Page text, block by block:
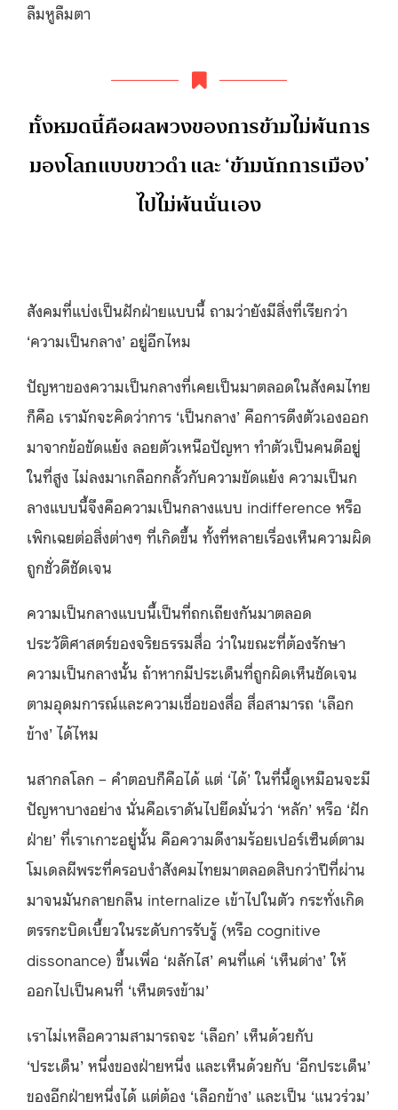
ลืมหูลืมตา
ทั้งหมดนี้คือผลพวงของการข้ามไม่พ้นการ
มองโลกแบบขาวดำ และ ‘ข้ามนักการเมือง’
ไปไม่พ้นนั่นเอง
สังคมที่แบ่งเป็นฝักฝ่ายแบบนี้ ถามว่ายังมีสิ่งที่เรียกว่า
‘ความเป็นกลาง’ อยู่อีกไหม
ปัญหาของความเป็นกลางที่เคยเป็นมาตลอดในสังคมไทย
ก็คือ เรามักจะคิดว่าการ ‘เป็นกลาง’ คือการดึงตัวเองออก
มาจากข้อขัดแย้ง ลอยตัวเหนือปัญหา ทำตัวเป็นคนดีอยู่
ในที่สูง ไม่ลงมาเกลือกกลั้วกับความขัดแย้ง ความเป็นก
ลางแบบนี้จึงคือความเป็นกลางแบบ indifference หรือ
เพิกเฉยต่อสิ่งต่างๆ ที่เกิดขึ้น ทั้งที่หลายเรื่องเห็นความผิด
ถูกชั่วดีชัดเจน
ความเป็นกลางแบบนี้เป็นที่ถกเถียงกันมาตลอด
ประวัติศาสตร์ของจริยธรรมสื่อ ว่าในขณะที่ต้องรักษา
ความเป็นกลางนั้น ถ้าหากมีประเด็นที่ถูกผิดเห็นชัดเจน
ตามอุดมการณ์และความเชื่อของสื่อ สื่อสามารถ ‘เลือก
ข้าง’ ได้ไหม
นสากลโลก – คำตอบก็คือได้ แต่ ‘ได้’ ในที่นี้ดูเหมือนจะมี
ปัญหาบางอย่าง นั่นคือเราดันไปยึดมั่นว่า ‘หลัก’ หรือ ‘ฝัก
ฝ่าย’ ที่เราเกาะอยู่นั้น คือความดีงามร้อยเปอร์เซ็นต์ตาม
โมเดลผีพระที่ครอบงำสังคมไทยมาตลอดสิบกว่าปีที่ผ่าน
มาจนมันกลายกลืน internalize เข้าไปในตัว กระทั่งเกิด
ตรรกะบิดเบี้ยวในระดับการรับรู้ (หรือ cognitive
dissonance) ขึ้นเพื่อ ‘ผลักไส’ คนที่แค่ ‘เห็นต่าง’ ให้
ออกไปเป็นคนที่ ‘เห็นตรงข้าม’
เราไม่เหลือความสามารถจะ ‘เลือก’ เห็นด้วยกับ
‘ประเด็น’ หนึ่งของฝ่ายหนึ่ง และเห็นด้วยกับ ‘อีกประเด็น’
ของอีกฝ่ายหนึ่งได้ แต่ต้อง ‘เลือกข้าง’ และเป็น ‘แนวร่วม’